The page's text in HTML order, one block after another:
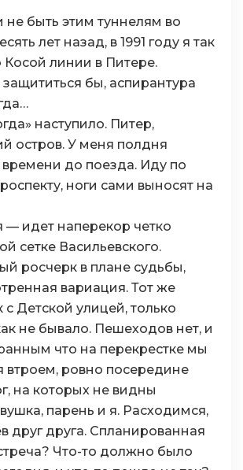
быть этим туннелям во
лет назад, в 1991 году я так
линии в Питере.
бы, аспирантура
наступило. Питер,
остров. У меня полдня
до поезда. Иду по
ноги сами выносят на
— идет наперекор четко
сетке Васильевского.
росчерк в плане судьбы,
вариация. Тот же
с Детской улицей, только
не бывало. Пешеходов нет, и
что на перекрестке мы
втроем, ровно посередине
на которых не видны
парень и я. Расходимся,
друг друга. Спланированная
Что-то должно было